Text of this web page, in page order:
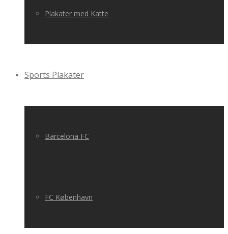
Plakater med Katte
Sports Plakater
Barcelona FC
FC København